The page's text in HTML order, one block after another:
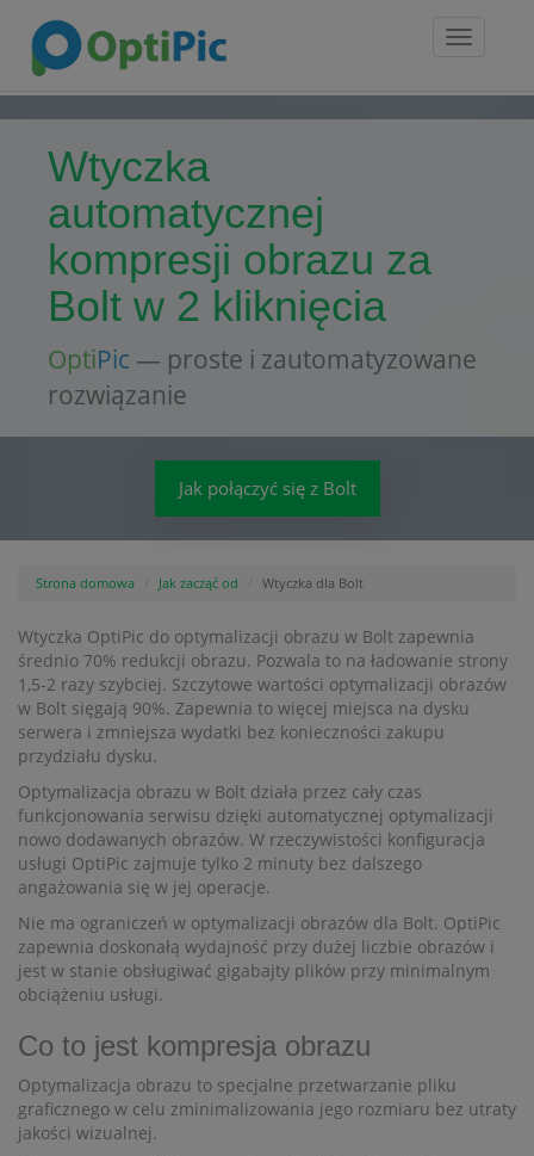
Toggle
Wtyczka
automatycznej
kompresji obrazu za
Bolt w 2 kliknięcia
OptiPic — proste i zautomatyzowane
rozwiązanie
Jak połączyć się z Bolt
Strona domowa Jak zacząć od Wtyczka dla Bolt
Wtyczka OptiPic do optymalizacji obrazu w Bolt zapewnia
średnio 70% redukcji obrazu. Pozwala to na ładowanie strony
1,5-2 razy szybciej. Szczytowe wartości optymalizacji obrazów
w Bolt sięgają 90%. Zapewnia to więcej miejsca na dysku
serwera i zmniejsza wydatki bez konieczności zakupu
przydziału dysku.
Optymalizacja obrazu w Bolt działa przez cały czas
funkcjonowania serwisu dzięki automatycznej optymalizacji
nowo dodawanych obrazów. W rzeczywistości konfiguracja
usługi OptiPic zajmuje tylko 2 minuty bez dalszego
angażowania się w jej operacje.
Nie ma ograniczeń w optymalizacji obrazów dla Bolt. OptiPic
zapewnia doskonałą wydajność przy dużej liczbie obrazów i
jest w stanie obsługiwać gigabajty plików przy minimalnym
obciążeniu usługi.
Co to jest kompresja obrazu
Optymalizacja obrazu to specjalne przetwarzanie pliku
graficznego w celu zminimalizowania jego rozmiaru bez utraty
jakości wizualnej.